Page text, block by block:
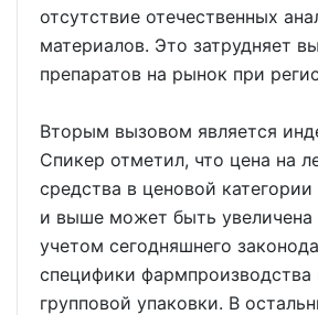
отсутствие отечественных
материалов. Это затрудняет
препаратов на рынок при
Вторым вызовом является
Спикер отметил, что цена на
средства в ценовой категории
и выше может быть увеличена
учетом сегодняшнего
специфики
групповой упаковки. В